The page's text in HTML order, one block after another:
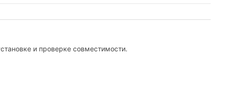
и проверке совместимости.